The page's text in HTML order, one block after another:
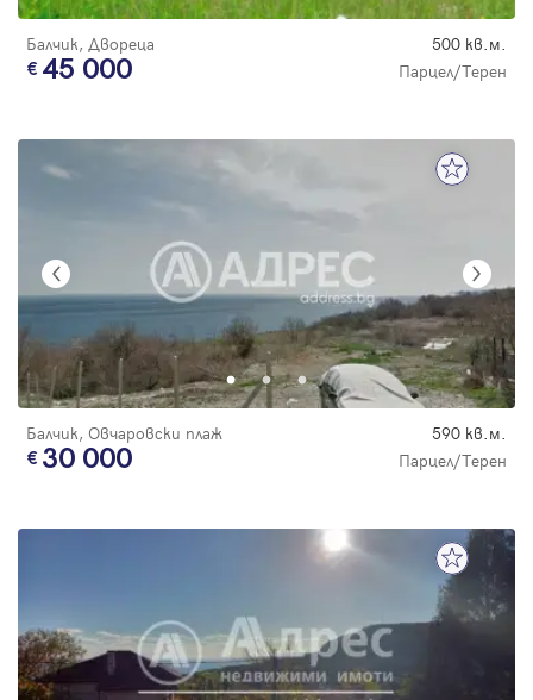
Балчик, Двореца 500 кв.м.
45 000 Парцел/Терен
Балчик, Овчаровски плаж 590 кв.м.
30 000 Парцел/Терен